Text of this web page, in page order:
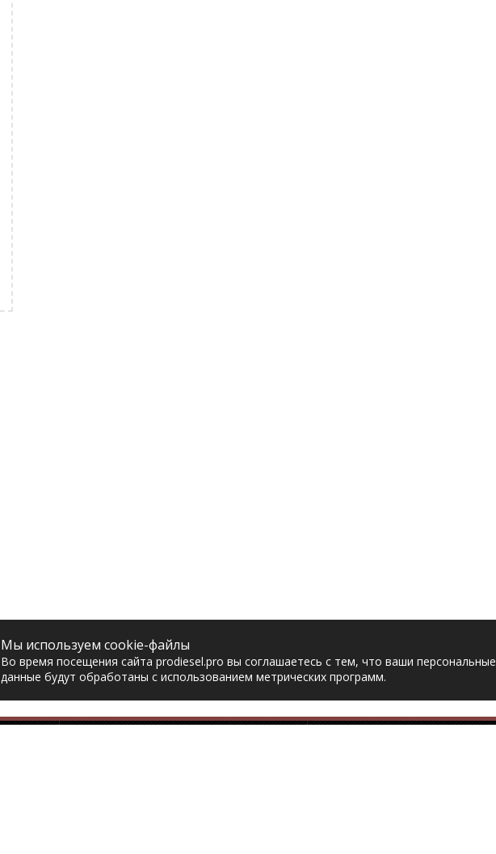
Мы используем cookie-файлы
Во время посещения сайта prodiesel.pro вы соглашаетесь с тем, что ваши персональные
данные будут обработаны с использованием метрических программ.